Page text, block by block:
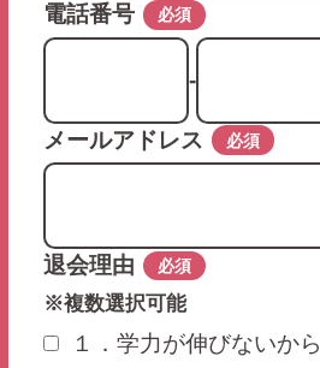
電話番号 必須
-
メールアドレス 必須
退会理由 必須
※複数選択可能
１．学力が伸びないから